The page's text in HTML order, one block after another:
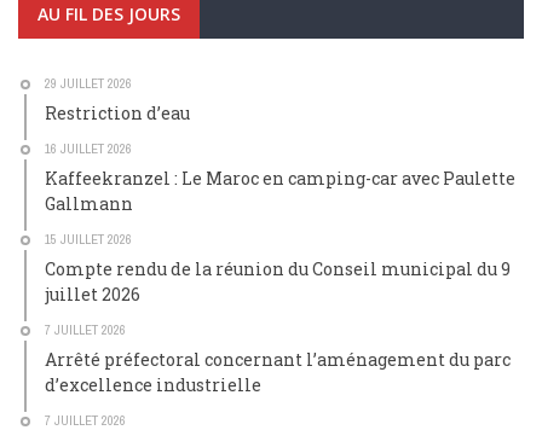
AU FIL DES JOURS
29 JUILLET 2026
Restriction d’eau
16 JUILLET 2026
Kaffeekranzel : Le Maroc en camping-car avec Paulette
Gallmann
15 JUILLET 2026
Compte rendu de la réunion du Conseil municipal du 9
juillet 2026
7 JUILLET 2026
Arrêté préfectoral concernant l’aménagement du parc
d’excellence industrielle
7 JUILLET 2026